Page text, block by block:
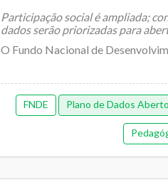
Participação social é ampliada;
dados serão priorizadas para
O Fundo Nacional de
FNDE Plano de Dados